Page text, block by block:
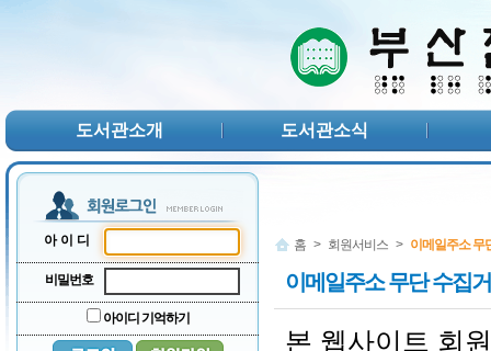
도서관소개 도서관소식
아이디
비밀번호
아이디 기억하기
홈 > 회원서비스 > 이메일주소 무
이메일주소 무단 수집
본 웹사이트 회